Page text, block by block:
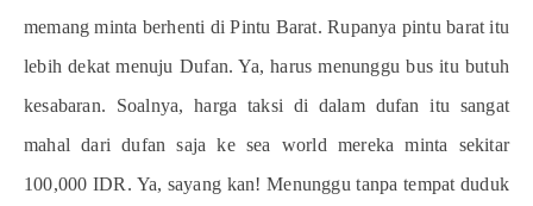
memang minta berhenti di Pintu Barat. Rupanya pintu barat itu
lebih dekat menuju Dufan. Ya, harus menunggu bus itu butuh
kesabaran. Soalnya, harga taksi di dalam dufan itu sangat
mahal dari dufan saja ke sea world mereka minta sekitar
100,000 IDR. Ya, sayang kan! Menunggu tanpa tempat duduk